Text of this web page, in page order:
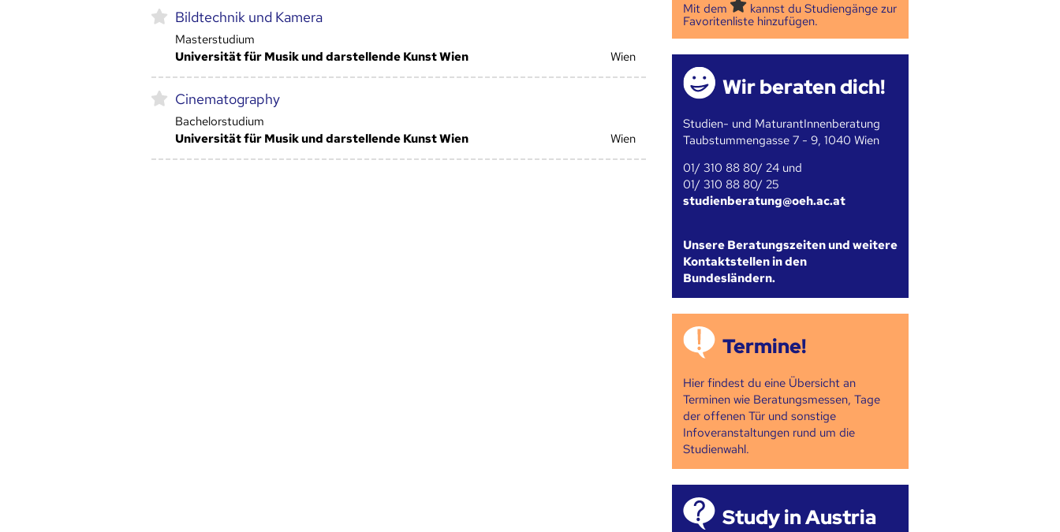
Bildtechnik und Kamera
Masterstudium
Universität für Musik und darstellende Kunst Wien
Wien
Cinematography
Bachelorstudium
Universität für Musik und darstellende Kunst Wien
Wien
Mit dem
kannst du Studiengänge zur
Favoritenliste hinzufügen.
Wir beraten dich!
Studien- und MaturantInnenberatung
Taubstummengasse 7 - 9, 1040 Wien
01/ 310 88 80/ 24 und
01/ 310 88 80/ 25
studienberatung@oeh.ac.at
Unsere Beratungszeiten und weitere
Kontaktstellen in den
Bundesländern.
Termine!
Hier findest du eine Übersicht an
Terminen wie Beratungsmessen, Tage
der offenen Tür und sonstige
Infoveranstaltungen rund um die
Studienwahl.
Study in Austria